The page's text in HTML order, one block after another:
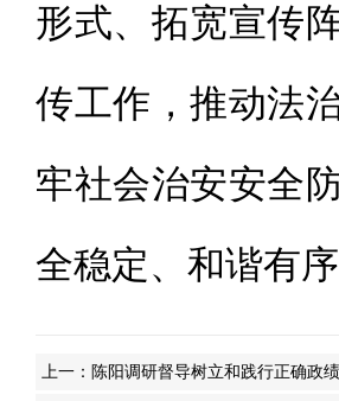
形式、拓宽宣传
传工作，推动法
牢社会治安安全
全稳定、和谐有
上一： 陈阳调研督导树立和践行正确政